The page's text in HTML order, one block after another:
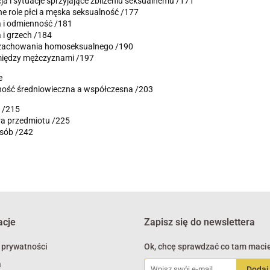
role płci a męska seksualność /177
i odmienność /181
i grzech /184
homoseksualnego /190
mężczyznami /197
średniowieczna a współczesna /203
/215
przedmiotu /225
/242
Zapisz się do newslettera
Ok, chcę sprawdzać co tam